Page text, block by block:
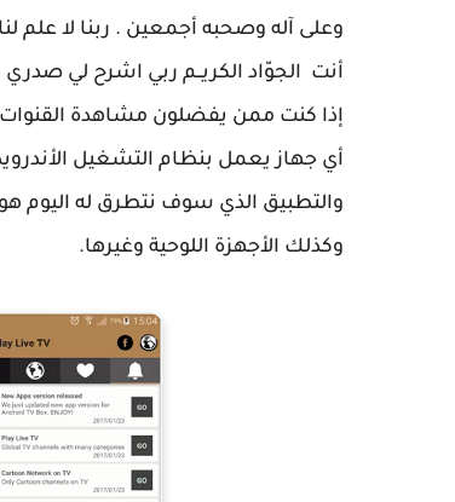
وعلى آله وصحبه أجمعين . ربنا لا علم لنا
أنت الجوّاد الكريــم ربي اشرح لي
إذا كنت ممن يفضلون مشاهدة القنوات
أي جهاز يعمل بنظام التشغيل
والتطبيق الذي سوف نتطرق له اليوم هو
وكذلك الأجهزة اللوحية وغيرها.